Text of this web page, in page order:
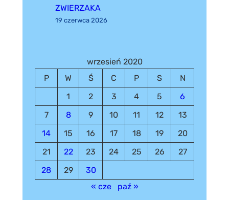
ZWIERZAKA
19 czerwca 2026
wrzesień 2020
P
W Ś C P S
N
1
2 3 4 5
6
7
8 9 10 11 12
13
14
15 16 17 18 19
20
21
22 23 24 25 26
27
28
29
30
« cze
paź »